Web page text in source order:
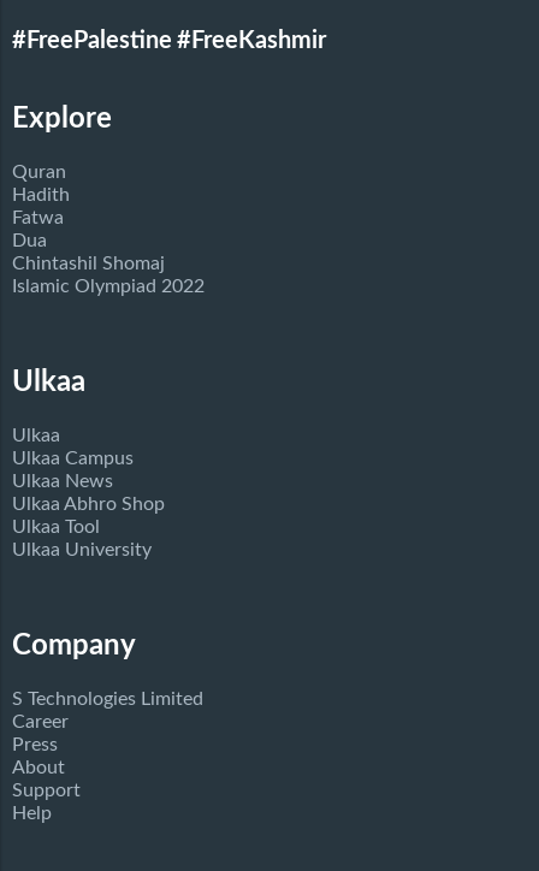
#FreePalestine #FreeKashmir
Explore
Quran
Hadith
Fatwa
Dua
Chintashil Shomaj
Islamic Olympiad 2022
Ulkaa
Ulkaa
Ulkaa Campus
Ulkaa News
Ulkaa Abhro Shop
Ulkaa Tool
Ulkaa University
Company
S Technologies Limited
Career
Press
About
Support
Help